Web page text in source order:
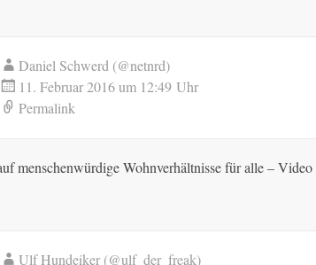
Daniel Schwerd (@netnrd)
11. Februar 2016 um 12:49 Uhr
Permalink
menschenwürdige Wohnverhältnisse für alle – Video
Ulf Hundeiker (@ulf_der_freak)